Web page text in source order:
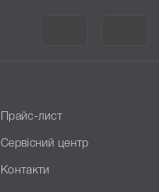
Прайс-лист
Сервісний центр
Контакти